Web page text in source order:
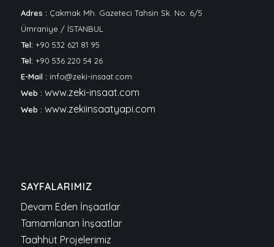
Adres : Çakmak Mh. Gazeteci Tahsin Sk. No: 6/5
Ümraniye / İSTANBUL
Tel: +90 532 621 81 95
Tel: +90 536 220 54 26
E-Mail : info@zeki-insaat.com
Web : www.zeki-insaat.com
Web : www.zekiinsaatyapi.com
SAYFALARIMIZ
Devam Eden İnşaatlar
Tamamlanan İnşaatlar
Taahhüt Projelerimiz